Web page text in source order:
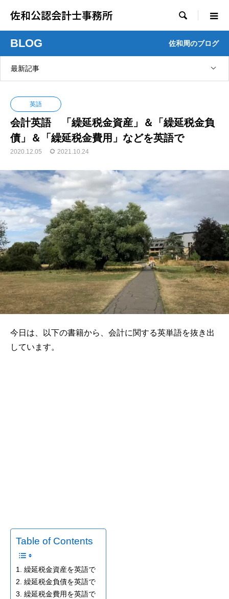
佐和公認会計士事務所 
BLOG 佐和周のブログ
最新記事
英語
会計英語 「繰延税金資産」＆「繰延税金負
債」＆「繰延税金費用」などを英語で
2020.12.05 2021.10.24
今日は、以下の書籍から、会計に関する英単語を抜き出
しています。
Table of Contents
1. 繰延税金資産を英語で
2. 繰延税金負債を英語で
3. 繰延税金費用を英語で